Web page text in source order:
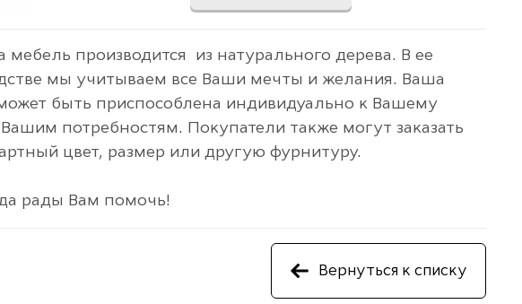
мебель производится из натурального дерева. В ее
мы учитываем все Ваши мечты и желания. Ваша
быть приспособлена индивидуально к Вашему
потребностям. Покупатели также могут заказать
цвет, размер или другую фурнитуру.
рады Вам помочь!
Вернуться к списку